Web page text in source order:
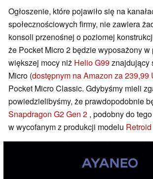
Ogłoszenie, które pojawiło się na
społecznościowych firmy, nie zawiera
konsoli przenośnej o poziomej
że Pocket Micro 2 będzie wyposażony w
większej mocy niż Helio G99znajdujący
Micro (dostępnym na Amazon za 239,99
Pocket Micro Classic. Gdybyśmy mieli
powiedzielibyśmy, że prawdopodobnie
Snapdragon G2 Gen 2 , podobny do
w wycofanym z produkcji modelu